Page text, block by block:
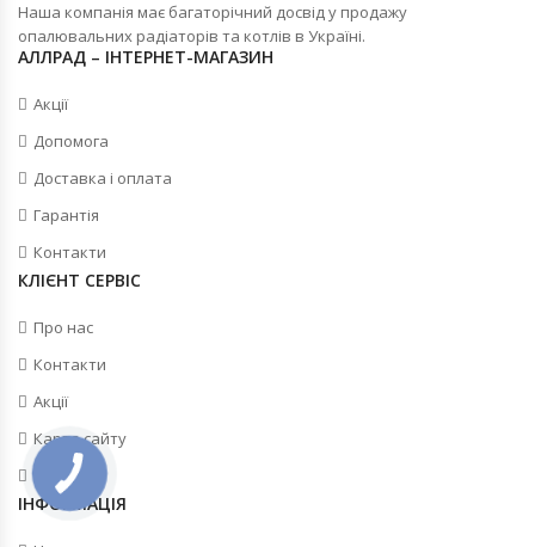
Наша компанія має багаторічний досвід у продажу
опалювальних радіаторів та котлів в Україні.
АЛЛРАД – ІНТЕРНЕТ-МАГАЗИН
Акції
Допомога
Доставка і оплата
Гарантія
Контакти
КЛІЄНТ СЕРВІС
Про нас
Контакти
Акції
Карта сайту
Новини
ІНФОРМАЦІЯ